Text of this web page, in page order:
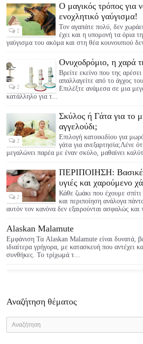
2
Ο μαγικός τρόπος για
ενοχλητικό γαύγισμα!
Τον αγαπάτε πολύ, δεν
έχει και η υπομονή τα όρια
γαύγισμα του ακόμα και στη θέα κουνουπιού δεν
2
Ονυχοδρόμιο, η χαρά
Βρείτε εκείνο που της
απαλλαγείτε από το άγχος
Επιλέξτε ανάμεσα σε μια
κατάλληλο για τ...
2
Σκύλος ή Γάτα για το
αγγελούδι;
Επιλογή κατοικιδίου για
γάτα για ανεξαρτησία;Λένε
μεγαλώνει παρέα με έναν σκύλο, μαθαίνει
2
ΠΕΡΙΠΟΙΗΣΗ: Βασικές
υγιές και χαρούμενο
Κάθε ζωάκι που έχουμε σπίτι
και περιποίηση ανάλογα
αυτόν τον κανόνα δεν εξαιρούνται ασφαλώς και
Alaskan Malamute
Εμφάνιση Τα Alaskan Malamute είναι δυνατά,
ιδιαίτερα γρήγορα, με κατασκευή που αντέχει
συνθήκες. Το τρίχωμά τ...
Αναζήτηση θέματος